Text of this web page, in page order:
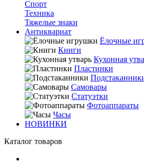
Спорт
Техника
Тяжелые знаки
Антиквариат
Ёлочные
Книги
Кухонная
Пластинки
Самовары
Статуэтки
Фотоаппараты
Часы
НОВИНКИ
Каталог товаров